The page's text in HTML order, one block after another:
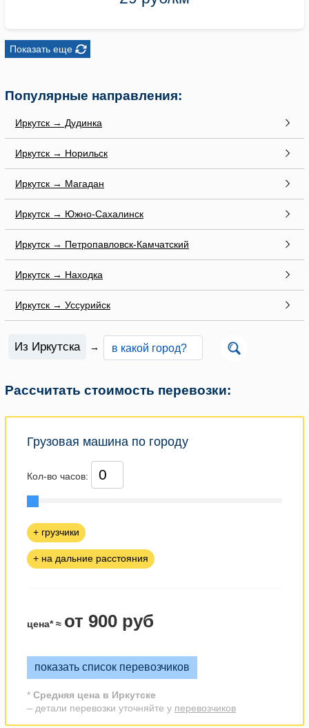
Показать еще
Популярные направления:
Иркутск → Дудинка
Иркутск → Норильск
Иркутск → Магадан
Иркутск → Южно-Сахалинск
Иркутск → Петропавловск-Камчатский
Иркутск → Находка
Иркутск → Уссурийск
Из Иркутска →
Рассчитать стоимость перевозки:
Грузовая машина по городу
Кол-во часов:
+ грузчики
+ на дальние расстояния
цена* ≈ от 900 руб
показать список перевозчиков
* Средняя цена в Иркутске
– детали перевозки уточняйте у перевозчиков